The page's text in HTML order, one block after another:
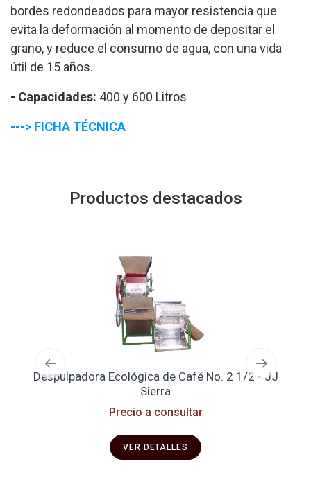
bordes redondeados para mayor resistencia que
evita la deformación al momento de depositar el
grano, y reduce el consumo de agua, con una vida
útil de 15 años.
- Capacidades: 400 y 600 Litros
---> FICHA TÉCNICA
Productos destacados
Despulpadora Ecológica de Café No. 2 1/2 - JJ
Sierra
Precio a consultar
VER DETALLES